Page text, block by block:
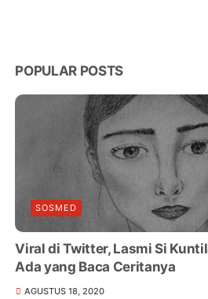
POPULAR POSTS
SOSMED
Viral di Twitter, Lasmi Si
Ada yang Baca Ceritanya
AGUSTUS 18, 2020